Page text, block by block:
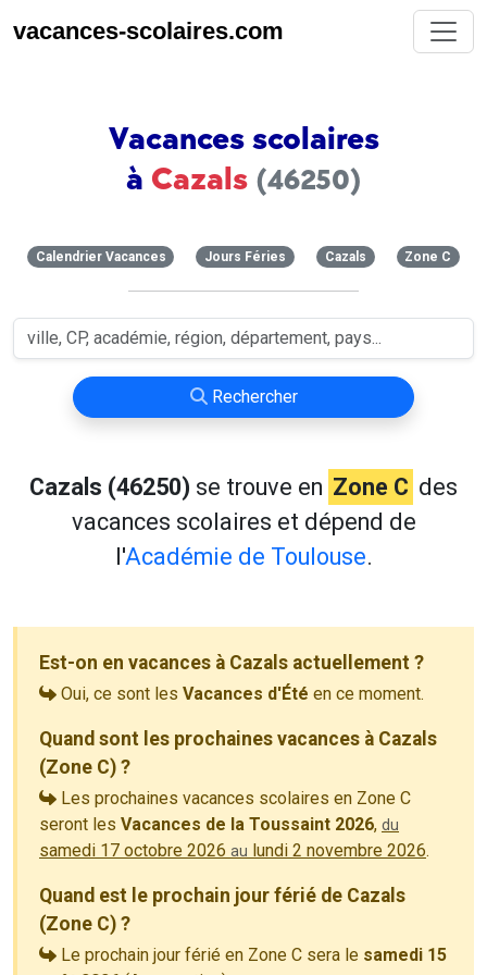
vacances-scolaires.com
Vacances scolaires
à Cazals (46250)
Calendrier Vacances Jours Féries Cazals Zone C
Rechercher
Cazals (46250) se trouve en Zone C des
vacances scolaires et dépend de
l'Académie de Toulouse.
Est-on en vacances à Cazals actuellement ?
Oui, ce sont les Vacances d'Été en ce moment.
Quand sont les prochaines vacances à Cazals
(Zone C) ?
Les prochaines vacances scolaires en Zone C
seront les Vacances de la Toussaint 2026, du
samedi 17 octobre 2026 au lundi 2 novembre 2026.
Quand est le prochain jour férié de Cazals
(Zone C) ?
Le prochain jour férié en Zone C sera le samedi 15